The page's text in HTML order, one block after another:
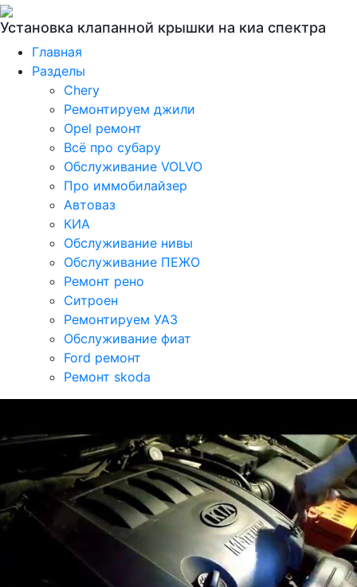
Установка клапанной крышки на киа спектра
Главная
Разделы
Chery
Ремонтируем джили
Opel ремонт
Всё про субару
Обслуживание VOLVO
Про иммобилайзер
Автоваз
КИА
Обслуживание нивы
Обслуживание ПЕЖО
Ремонт рено
Ситроен
Ремонтируем УАЗ
Обслуживание фиат
Ford ремонт
Ремонт skoda